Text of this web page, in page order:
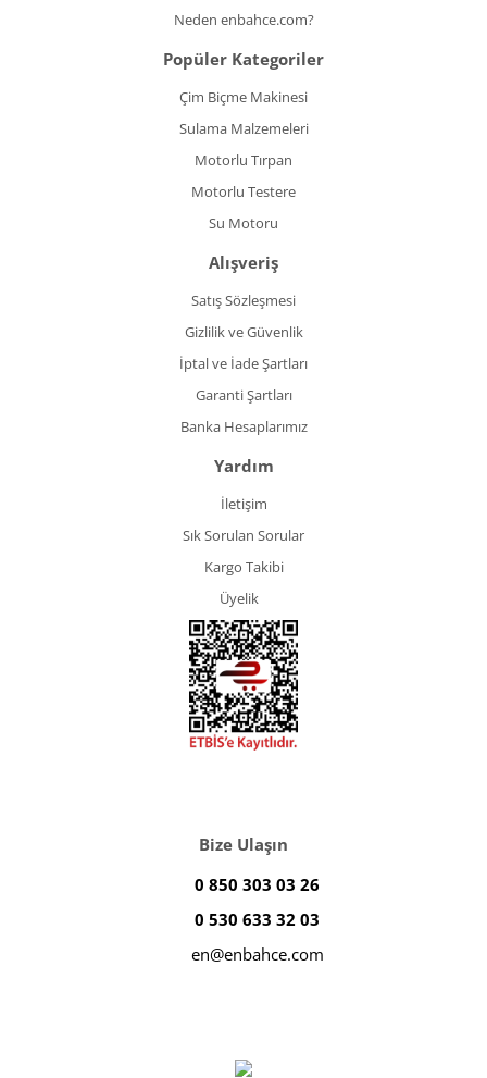
Neden enbahce.com?
Popüler Kategoriler
Çim Biçme Makinesi
Sulama Malzemeleri
Motorlu Tırpan
Motorlu Testere
Su Motoru
Alışveriş
Satış Sözleşmesi
Gizlilik ve Güvenlik
İptal ve İade Şartları
Garanti Şartları
Banka Hesaplarımız
Yardım
İletişim
Sık Sorulan Sorular
Kargo Takibi
Üyelik
Bize Ulaşın
0 850 303 03 26
0 530 633 32 03
en@enbahce.com